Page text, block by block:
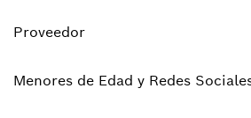
Proveedor
Menores de Edad y Redes